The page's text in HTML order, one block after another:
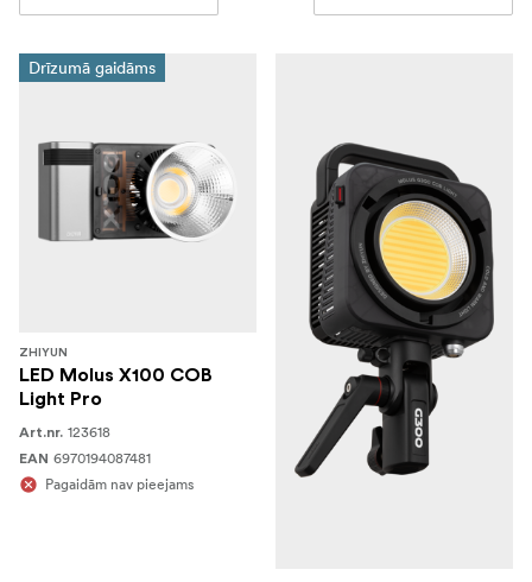
Drīzumā gaidāms
ZHIYUN
LED Molus X100 COB
Light Pro
Art.nr. 123618
EAN 6970194087481
Pagaidām nav pieejams